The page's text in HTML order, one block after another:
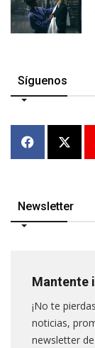
Síguenos
Newsletter
Mantente
¡No te
noticias,
newsletter